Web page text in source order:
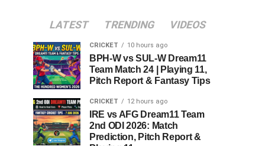
LATEST TRENDING VIDEOS
CRICKET 10 hours ago
BPH-W vs SUL-W Dream11
Team Match 24 | Playing 11,
Pitch Report & Fantasy Tips
CRICKET 12 hours ago
IRE vs AFG Dream11 Team
2nd ODI 2026: Match
Prediction, Pitch Report &